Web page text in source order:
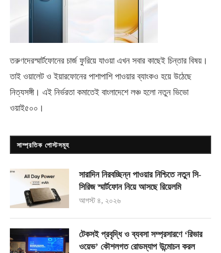
তরুণদেরস্মার্টফোনের চার্জ ফুরিয়ে যাওয়া এখন সবার কাছেই চিন্তার বিষয়।
তাই ওয়ালেট ও ইয়ারফোনের পাশাপাশি পাওয়ার ব্যাংকও হয়ে উঠেছে
নিত্যসঙ্গী। এই নির্ভরতা কমাতেই বাংলাদেশে লঞ্চ হলো নতুন ভিভো
ওয়াই৫০০ ।
সাম্প্রতিক পোস্টসমূহ
সারাদিন নিরবচ্ছিন্ন পাওয়ার নিশ্চিতে নতুন সি-
সিরিজ স্মার্টফোন নিয়ে আসছে রিয়েলমি
আগস্ট ৪, ২০২৬
টেকসই প্রবৃদ্ধি ও ব্যবসা সম্প্রসারণে ‘রিভার
ওয়েভ’ কৌশলগত রোডম্যাপ উন্মোচন করল